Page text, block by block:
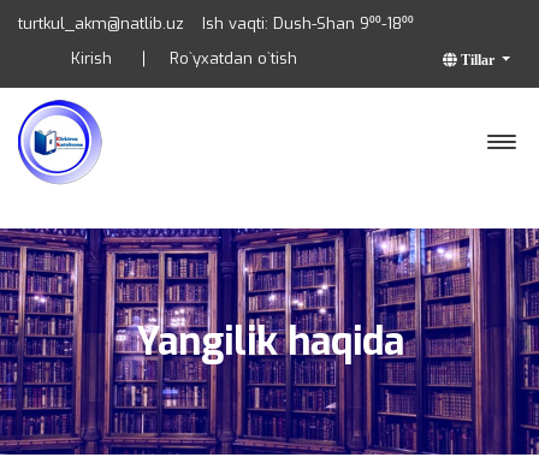
turtkul_akm@natlib.uz Ish vaqti: Dush-Shan 9⁰⁰-18⁰⁰
Tillar
Kirish Ro`yxatdan o`tish
Yangilik haqida